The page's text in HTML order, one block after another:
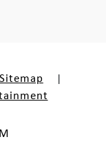
Sitemap